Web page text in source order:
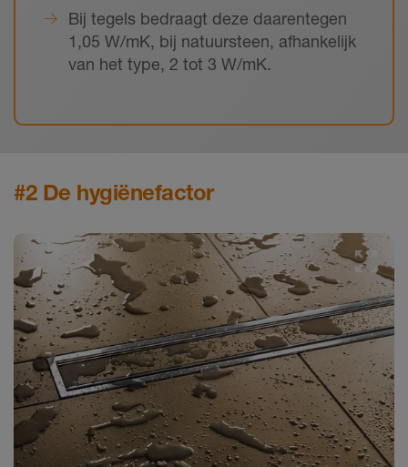
Bij tegels bedraagt deze daarentegen
1,05 W/mK, bij natuursteen, afhankelijk
van het type, 2 tot 3 W/mK.
#2 De hygiënefactor